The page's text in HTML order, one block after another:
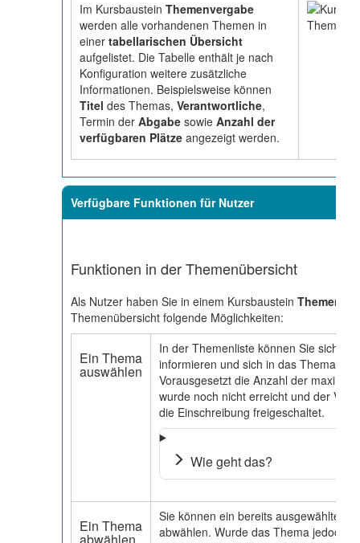
Im Kursbaustein Themenvergabe
werden alle vorhandenen Themen in
einer tabellarischen Übersicht
aufgelistet. Die Tabelle enthält je nach
Konfiguration weitere zusätzliche
Informationen. Beispielsweise können
Titel des Themas, Verantwortliche,
Termin der Abgabesowie Anzahl der
verfügbaren Plätzeangezeigt werden.
Verfügbare Funktionen für Nutzer
Funktionen in der Themenübersicht
Als Nutzer haben Sie in einem Kursbaustein
Themenübersicht folgende Möglichkeiten:
Ein Thema
auswählen
In der Themenliste können Sie sich
informieren und sich in das Thema
Vorausgesetzt die Anzahl der
wurde noch nicht erreicht und der
die Einschreibung freigeschaltet.
Wie geht das?
Ein Thema
Sie können ein bereits ausgewähltes
abwählen. Wurde das Thema jedoch